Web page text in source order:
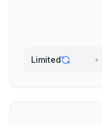
•
Limited